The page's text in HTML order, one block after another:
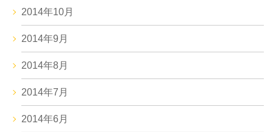
2014年10月
2014年9月
2014年8月
2014年7月
2014年6月